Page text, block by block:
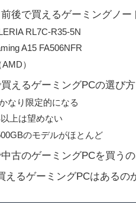
後で買えるゲーミングノー
RL7C-R35-5N
A15 FA506NFR
）
えるゲーミングPCの選び方
なり限定的になる
上は望めない
のモデルがほとんど
古のゲーミングPCを買う
えるゲーミングPCはあるの